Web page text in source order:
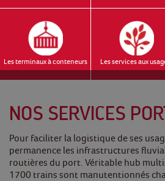
Les terminaux à conteneurs Les services aux
NOS SERVICES
Pour faciliter la logistique de ses
permanence les infrastructures
routières du port. Véritable hub
1700 trains sont manutentionnés